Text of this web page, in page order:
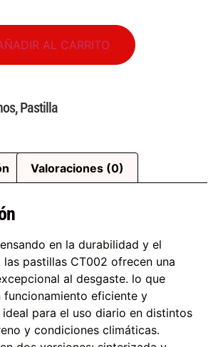
AL CARRITO
,Pastilla
Valoraciones (0)
en la durabilidad y el
las pastillas CT002 ofrecen una
al desgaste. lo que
funcionamiento eficiente y
para el uso diario en distintos
y condiciones climáticas.